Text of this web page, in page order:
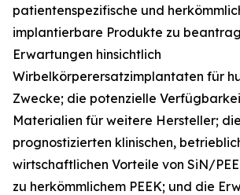
patientenspezifische und
implantierbare Produkte zu
Erwartungen hinsichtlich
Wirbelkörperersatzimplantaten für
Zwecke; die potenzielle
Materialien für weitere Hersteller; die
prognostizierten klinischen,
wirtschaftlichen Vorteile von SiN/
zu herkömmlichem PEEK; und die